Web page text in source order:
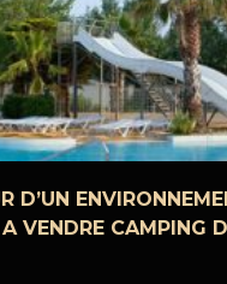
D’UN
A VENDRE CAMPING